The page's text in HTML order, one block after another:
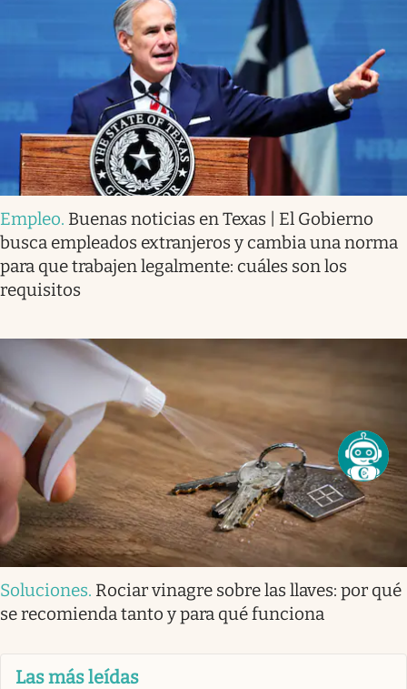
Empleo. Buenas noticias en Texas | El Gobierno
busca empleados extranjeros y cambia una norma
para que trabajen legalmente: cuáles son los
requisitos
Soluciones. Rociar vinagre sobre las llaves: por qué
se recomienda tanto y para qué funciona
Las más leídas